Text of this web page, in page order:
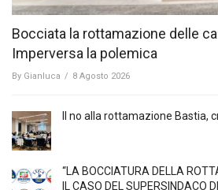
Bocciata la rottamazione delle
Imperversa la polemica
By Gianluca / 8 Agosto 2026
Il no alla rottamazione Bastia,
“LA BOCCIATURA DELLA
IL CASO DEL SUPERSINDACO